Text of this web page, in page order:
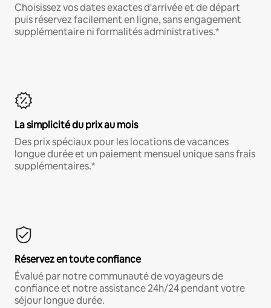
Choisissez vos dates exactes d'arrivée et de départ
puis réservez facilement en ligne, sans engagement
supplémentaire ni formalités administratives.*
La simplicité du prix au mois
Des prix spéciaux pour les locations de vacances
longue durée et un paiement mensuel unique sans frais
supplémentaires.*
Réservez en toute confiance
Évalué par notre communauté de voyageurs de
confiance et notre assistance 24h/24 pendant votre
séjour longue durée.